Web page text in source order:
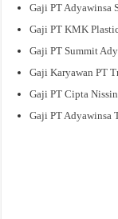
Gaji PT Adyawinsa
Gaji PT KMK
Gaji PT Summit
Gaji Karyawan PT
Gaji PT Cipta
Gaji PT Adyawinsa